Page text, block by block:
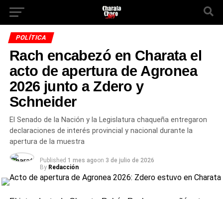
POLÍTICA
Rach encabezó en Charata el
acto de apertura de Agronea
2026 junto a Zdero y
Schneider
El Senado de la Nación y la Legislatura chaqueña entregaron
declaraciones de interés provincial y nacional durante la
apertura de la muestra
Published 1 mes agoon 3 de julio de 2026
By Redacción